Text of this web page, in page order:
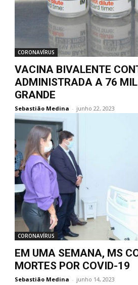
CORONAVÍRUS
VACINA BIVALENTE
ADMINISTRADA A 76
GRANDE
Sebastião Medina - junho 22, 2023
CORONAVÍRUS
EM UMA SEMANA, MS
MORTES POR COVID-19
Sebastião Medina - junho 14, 2023